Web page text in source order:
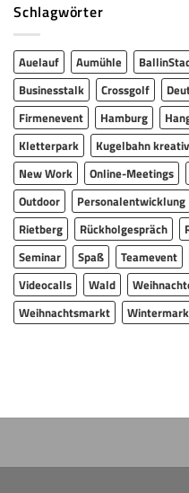
Schlagwörter
Auelauf Aumühle
Businesstalk
Crossgolf
Firmenevent
Hamburg
Kletterpark
Kugelbahn kreativ
New Work
Online-Meetings
Outdoor
Personalentwicklung
Rietberg
Rückholgespräch
Seminar
Spaß Teamevent
Videocalls
Wald
Weihnachtsmarkt